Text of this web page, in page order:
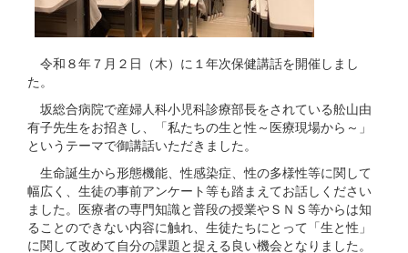
令和８年７月２日（木）に１年次保健講話を開催しまし
た。
坂総合病院で産婦人科小児科診療部長をされている舩山由
有子先生をお招きし、「私たちの生と性～医療現場から～」
というテーマで御講話いただきました。
生命誕生から形態機能、性感染症、性の多様性等に関して
幅広く、生徒の事前アンケート等も踏まえてお話しください
ました。医療者の専門知識と普段の授業やＳＮＳ等からは知
ることのできない内容に触れ、生徒たちにとって「生と性」
に関して改めて自分の課題と捉える良い機会となりました。